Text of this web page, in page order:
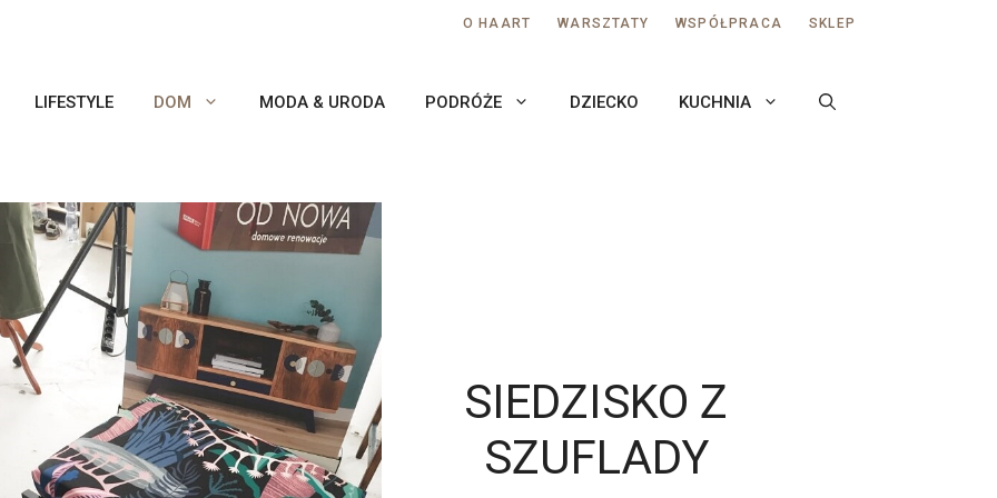
O HAART WARSZTATY WSPÓŁPRACA SKLEP
LIFESTYLE DOM MODA & URODA PODRÓŻE DZIECKO KUCHNIA
SIEDZISKO Z
SZUFLADY